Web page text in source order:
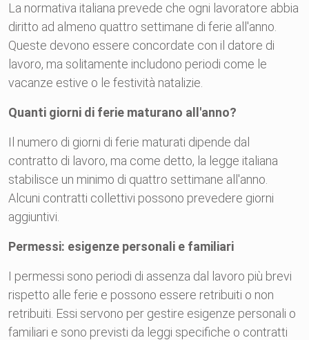
La normativa italiana prevede che ogni lavoratore abbia
diritto ad almeno quattro settimane di ferie all'anno.
Queste devono essere concordate con il datore di
lavoro, ma solitamente includono periodi come le
vacanze estive o le festività natalizie.
Quanti giorni di ferie maturano all'anno?
Il numero di giorni di ferie maturati dipende dal
contratto di lavoro, ma come detto, la legge italiana
stabilisce un minimo di quattro settimane all'anno.
Alcuni contratti collettivi possono prevedere giorni
aggiuntivi.
Permessi: esigenze personali e familiari
I permessi sono periodi di assenza dal lavoro più brevi
rispetto alle ferie e possono essere retribuiti o non
retribuiti. Essi servono per gestire esigenze personali o
familiari e sono previsti da leggi specifiche o contratti